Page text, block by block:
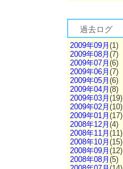
過去ログ
2009年09月 (1)
2009年08月 (7)
2009年07月 (6)
2009年06月 (7)
2009年05月 (6)
2009年04月 (8)
2009年03月 (19)
2009年02月 (10)
2009年01月 (17)
2008年12月 (4)
2008年11月 (11)
2008年10月 (15)
2008年09月 (12)
2008年08月 (5)